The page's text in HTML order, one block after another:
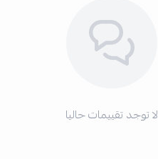
لا توجد تقييمات حاليا